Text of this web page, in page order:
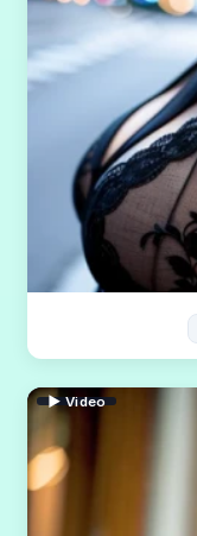
▶ Video